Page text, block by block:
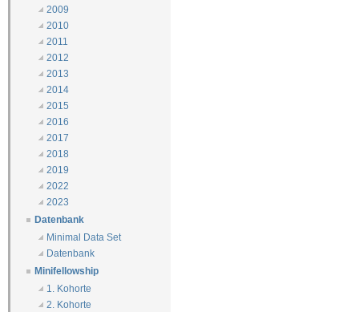
2009
2010
2011
2012
2013
2014
2015
2016
2017
2018
2019
2022
2023
Datenbank
Minimal Data Set
Datenbank
Minifellowship
1. Kohorte
2. Kohorte